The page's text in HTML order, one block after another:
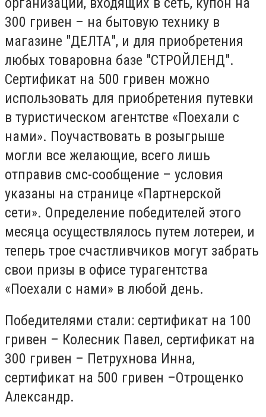
300 гривен – на бытовую технику в
магазине "ДЕЛТА", и для приобретения
любых товаровна базе "СТРОЙЛЕНД".
Сертификат на 500 гривен можно
использовать для приобретения путевки
в туристическом агентстве «Поехали с
нами». Поучаствовать в розыгрыше
могли все желающие, всего лишь
отправив смс-сообщение – условия
указаны на странице «Партнерской
сети». Определение победителей этого
месяца осуществлялось путем лотереи, и
теперь трое счастливчиков могут забрать
свои призы в офисе турагентства
«Поехали с нами» в любой день.
Победителями стали: сертификат на 100
гривен – Колесник Павел, сертификат на
300 гривен – Петрухнова Инна,
сертификат на 500 гривен –Отрощенко
Александр.